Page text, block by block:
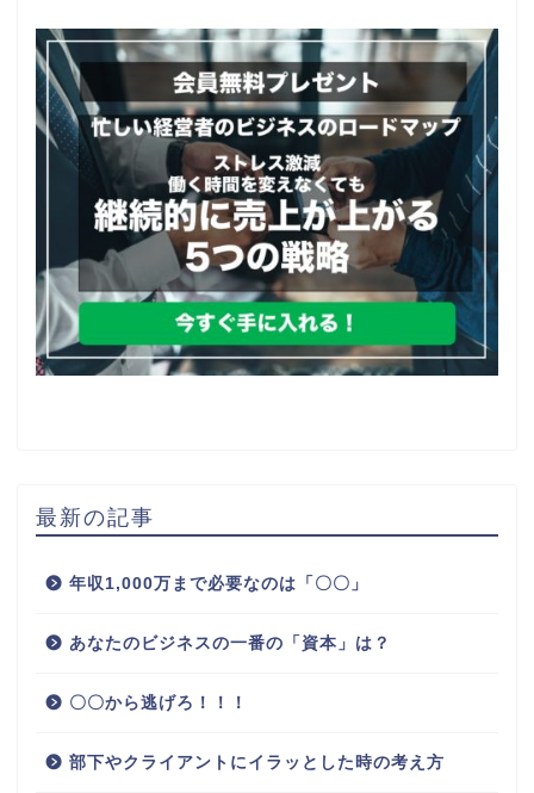
最新の記事
年収1,000万まで必要なのは「〇〇」
あなたのビジネスの一番の「資本」は？
〇〇から逃げろ！！！
部下やクライアントにイラッとした時の考え方